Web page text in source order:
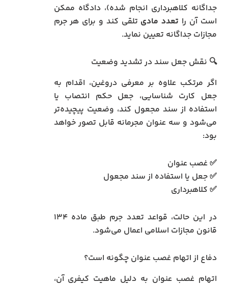
جداگانه کلاهبرداری انجام شده)، دادگاه ممکن
است آن را تعدد مادی تلقی کند و برای هر جرم
مجازات جداگانه تعیین نماید.
🔍 نقش جعل سند در تشدید وضعیت
اگر مرتکب علاوه بر معرفی دروغین، اقدام به
جعل کارت شناسایی، جعل حکم انتصاب یا
استفاده از سند مجعول کند، وضعیت پیچیده‌تر
می‌شود و سه عنوان مجرمانه قابل تصور خواهد
بود:
✅ غصب عنوان
✅ جعل یا استفاده از سند مجعول
✅ کلاهبرداری
در این حالت، قواعد تعدد جرم طبق ماده ۱۳۴
قانون مجازات اسلامی اعمال می‌شود.
دفاع از اتهام غصب عنوان چگونه است؟
اتهام غصب عنوان به دلیل ماهیت کیفری آن،